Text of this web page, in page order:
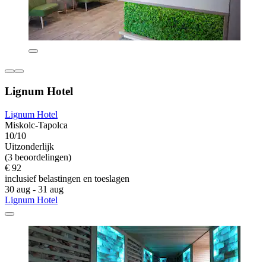
Lignum Hotel
Lignum Hotel
Miskolc-Tapolca
10/10
Uitzonderlijk
(3 beoordelingen)
€ 92
inclusief belastingen en toeslagen
30 aug - 31 aug
Lignum Hotel